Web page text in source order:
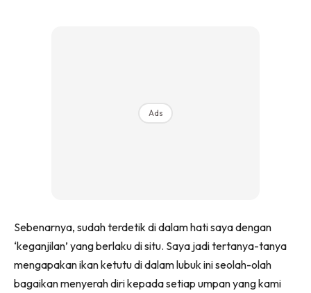
Ads
Sebenarnya, sudah terdetik di dalam hati saya dengan
‘keganjilan’ yang berlaku di situ. Saya jadi tertanya-tanya
mengapakan ikan ketutu di dalam lubuk ini seolah-olah
bagaikan menyerah diri kepada setiap umpan yang kami